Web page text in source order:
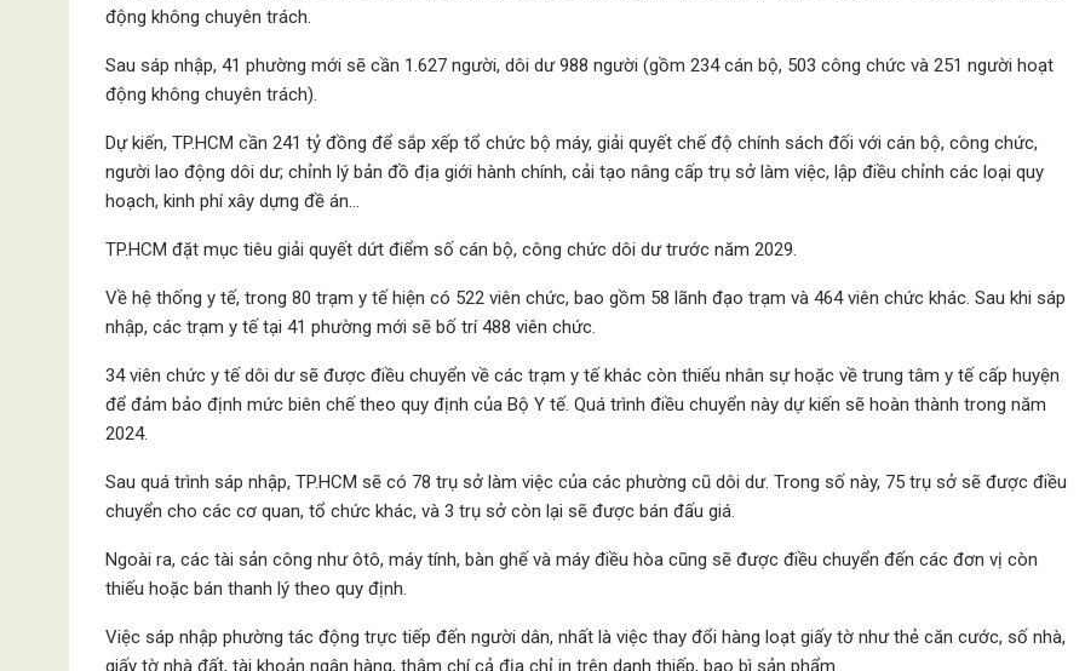
động không chuyên trách.
Sau sáp nhập, 41 phường mới sẽ cần 1.627 người, dôi dư 988 người (gồm 234 cán bộ, 503 công chức và 251 người hoạt
động không chuyên trách).
Dự kiến, TP.HCM cần 241 tỷ đồng để sắp xếp tổ chức bộ máy, giải quyết chế độ chính sách đối với cán bộ, công chức,
người lao động dôi dư; chỉnh lý bản đồ địa giới hành chính, cải tạo nâng cấp trụ sở làm việc, lập điều chỉnh các loại quy
hoạch, kinh phí xây dựng đề án…
TP.HCM đặt mục tiêu giải quyết dứt điểm số cán bộ, công chức dôi dư trước năm 2029.
Về hệ thống y tế, trong 80 trạm y tế hiện có 522 viên chức, bao gồm 58 lãnh đạo trạm và 464 viên chức khác. Sau khi sáp
nhập, các trạm y tế tại 41 phường mới sẽ bố trí 488 viên chức.
34 viên chức y tế dôi dư sẽ được điều chuyển về các trạm y tế khác còn thiếu nhân sự hoặc về trung tâm y tế cấp huyện
để đảm bảo định mức biên chế theo quy định của Bộ Y tế. Quá trình điều chuyển này dự kiến sẽ hoàn thành trong năm
2024.
Sau quá trình sáp nhập, TP.HCM sẽ có 78 trụ sở làm việc của các phường cũ dôi dư. Trong số này, 75 trụ sở sẽ được điều
chuyển cho các cơ quan, tổ chức khác, và 3 trụ sở còn lại sẽ được bán đấu giá.
Ngoài ra, các tài sản công như ôtô, máy tính, bàn ghế và máy điều hòa cũng sẽ được điều chuyển đến các đơn vị còn
thiếu hoặc bán thanh lý theo quy định.
Việc sáp nhập phường tác động trực tiếp đến người dân, nhất là việc thay đổi hàng loạt giấy tờ như thẻ căn cước, số nhà,
giấy tờ nhà đất, tài khoản ngân hàng, thậm chí cả địa chỉ in trên danh thiếp, bao bì sản phẩm…